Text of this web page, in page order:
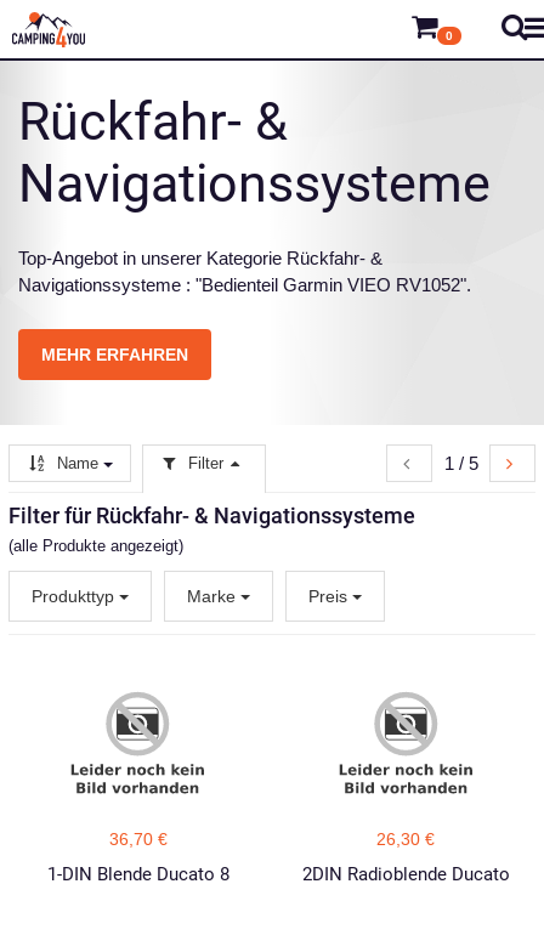
0
Rückfahr- &
Navigationssysteme
Top-Angebot in unserer Kategorie Rückfahr- &
Navigationssysteme : "Bedienteil Garmin VIEO RV1052".
MEHR ERFAHREN
1 / 5
Name Filter
Filter für Rückfahr- & Navigationssysteme
(alle Produkte angezeigt)
Produkttyp Marke Preis
36,70 €
1-DIN Blende Ducato 8
26,30 €
2DIN Radioblende Ducato